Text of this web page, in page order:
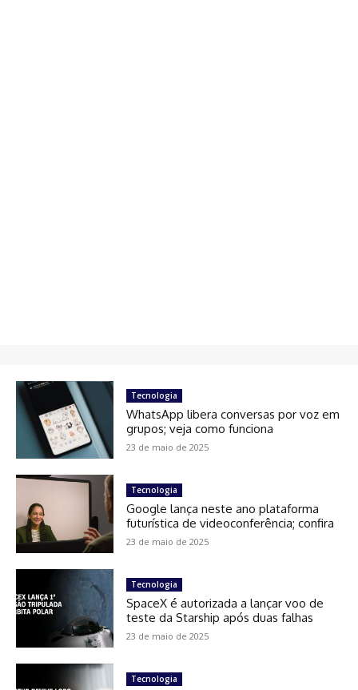
Tecnologia
WhatsApp libera conversas por voz em
grupos; veja como funciona
23 de maio de 2025
Tecnologia
Google lança neste ano plataforma
futurística de videoconferência; confira
23 de maio de 2025
Tecnologia
SpaceX é autorizada a lançar voo de
teste da Starship após duas falhas
23 de maio de 2025
Tecnologia